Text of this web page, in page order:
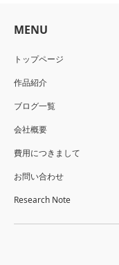
MENU
トップページ
作品紹介
ブログ一覧
会社概要
費用につきまして
お問い合わせ
Research Note